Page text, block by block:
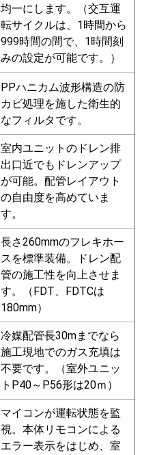
均一にします。（交互運
転サイクルは、1時間から
999時間の間で、1時間刻
みの設定が可能です。）
PPハニカム波形構造の防
カビ処理を施した衛生的
なフィルタです。
室内ユニットのドレン排
出口近でもドレンアップ
が可能。配管レイアウト
の自由度を高めていま
す。
長さ260mmのフレキホー
スを標準装備。ドレン配
管の施工性を向上させま
す。（FDT、FDTCは
180mm）
冷媒配管長30mまでなら
施工現地でのガス充填は
不要です。（室外ユニッ
トP40～P56形は20ｍ）
マイコンが運転状態を監
視。本体リモコンによる
エラー表示をはじめ、室